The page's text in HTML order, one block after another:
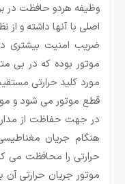
وظیفه هردو حافظت در
اصلی با آنها داشته و از
ضریب امنیت بیشتری
موتور بوده که در بی
مورد کلید حرارتی
قطع موتور می شود و
در جهت حفاظت از مدار
هنگام جریان
حرارتی را محافظت می
موتور جریان حرارتی آن